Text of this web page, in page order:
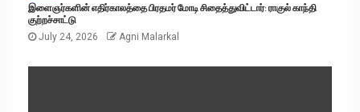
இளைஞர்களின் எதிர்காலத்தை பிரதமர் மோடி சிதைத்துவிட்டார்: ராகுல் காந்தி
குற்றச்சாட்டு
July 24, 2026
Agni Malarkal